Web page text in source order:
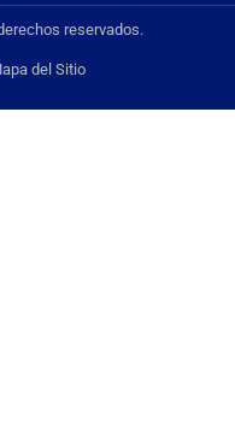
reservados.
del Sitio